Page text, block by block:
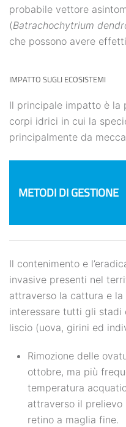
probabile vettore
(Batrachochytrium
che possono avere
IMPATTO SUGLI ECOSISTEMI
Il principale impatto è la
corpi idrici in cui la
principalmente da
METODI DI GESTIONE
Il contenimento e
invasive presenti nel
attraverso la cattura e la
interessare tutti gli stadi
liscio (uova, girini ed
Rimozione delle
ottobre, ma più
temperatura
attraverso il prelievo
retino a maglia fine.